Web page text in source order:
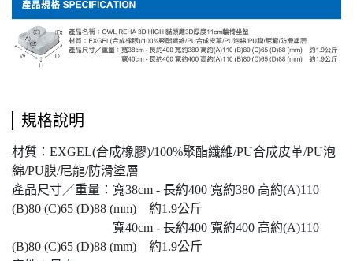
規格說明
材質：EXGEL(合成橡膠)/100%聚酯纖維/PU合成皮革/PU泡
綿/PU膜/尼龍/防滑塗層
產品尺寸／重量：寬38cm - 長約400 寬約380 高約(A)110
(B)80 (C)65 (D)88 (mm) 約1.9公斤
寬40cm - 長約400 寬約400 高約(A)110
(B)80 (C)65 (D)88 (mm) 約1.9公斤